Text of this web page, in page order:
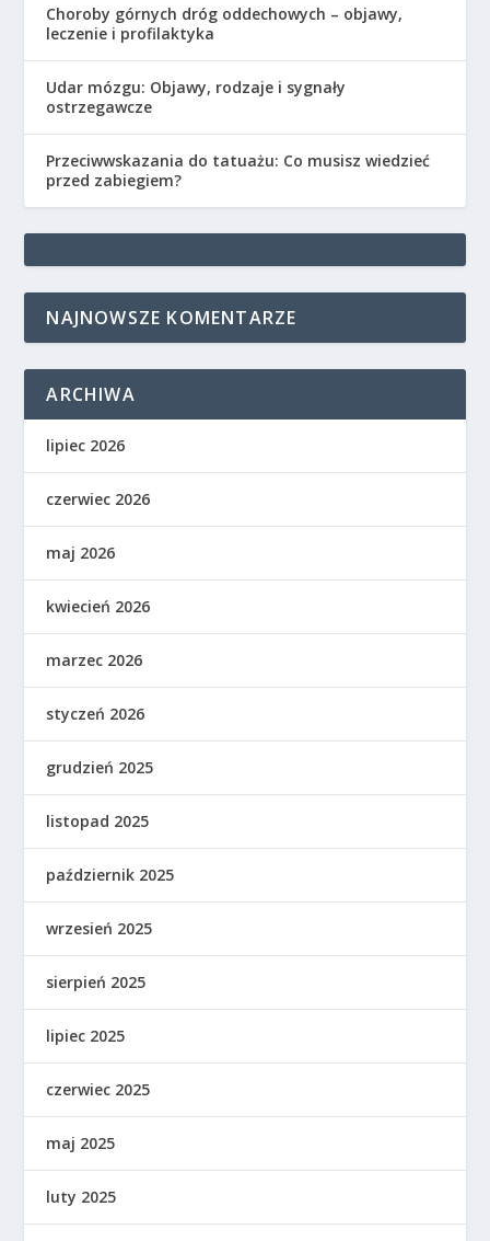
Choroby górnych dróg oddechowych – objawy,
leczenie i profilaktyka
Udar mózgu: Objawy, rodzaje i sygnały
ostrzegawcze
Przeciwwskazania do tatuażu: Co musisz wiedzieć
przed zabiegiem?
NAJNOWSZE KOMENTARZE
ARCHIWA
lipiec 2026
czerwiec 2026
maj 2026
kwiecień 2026
marzec 2026
styczeń 2026
grudzień 2025
listopad 2025
październik 2025
wrzesień 2025
sierpień 2025
lipiec 2025
czerwiec 2025
maj 2025
luty 2025